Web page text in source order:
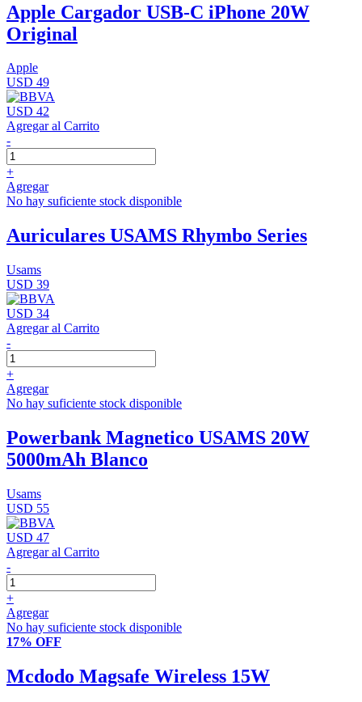
Apple Cargador USB-C iPhone 20W
Original
Apple
USD 49
USD 42
Agregar al Carrito
-
+
Agregar
No hay suficiente stock disponible
Auriculares USAMS Rhymbo Series
Usams
USD 39
USD 34
Agregar al Carrito
-
+
Agregar
No hay suficiente stock disponible
Powerbank Magnetico USAMS 20W
5000mAh Blanco
Usams
USD 55
USD 47
Agregar al Carrito
-
+
Agregar
No hay suficiente stock disponible
17% OFF
Mcdodo Magsafe Wireless 15W